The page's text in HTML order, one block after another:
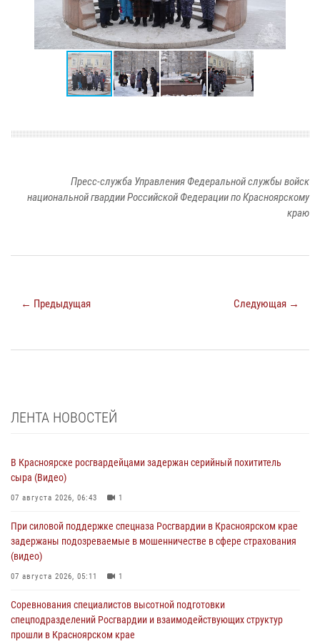
Пресс-служба Управления Федеральной службы войск
национальной гвардии Российской Федерации по Красноярскому
краю
← Предыдущая Следующая →
ЛЕНТА НОВОСТЕЙ
В Красноярске росгвардейцами задержан серийный похититель
сыра (Видео)
07 августа 2026, 06:43 1
При силовой поддержке спецназа Росгвардии в Красноярском крае
задержаны подозреваемые в мошенничестве в сфере страхования
(видео)
07 августа 2026, 05:11 1
Соревнования специалистов высотной подготовки
спецподразделений Росгвардии и взаимодействующих структур
прошли в Красноярском крае